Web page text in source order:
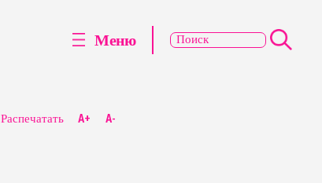
Распечатать A+ A-
Меню